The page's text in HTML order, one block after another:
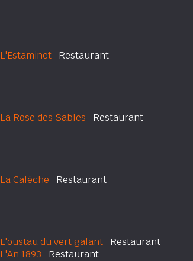
L'Estaminet Restaurant
La Rose des Sables Restaurant
La Calèche Restaurant
L'oustau du vert galant Restaurant
L'An 1893 Restaurant